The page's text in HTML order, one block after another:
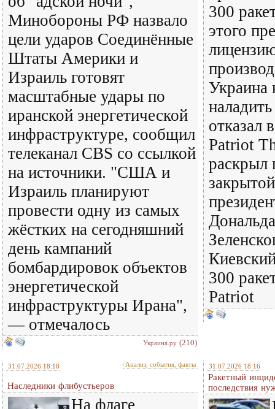
Минобороны РФ назвало
цели ударов Соединённые
Штаты Америки и
Израиль готовят
масштабные удары по
иранской энергетической
инфраструктуре, сообщил
телеканал CBS со ссылкой
на источники. "США и
Израиль планируют
провести одну из самых
жёстких на сегодняшний
день кампаний
бомбардировок объектов
энергетической
инфраструктуры Ирана",
— отмечалось
Украина.ру (210)
300
этого
Украина
отказал
Patriot
раскрыл
300
Patriot
31.07.2026 18:18 Анализ, события, факты
Наследники флибустьеров
На флаге
31.07.2026 18:16
Ракетный
последствия